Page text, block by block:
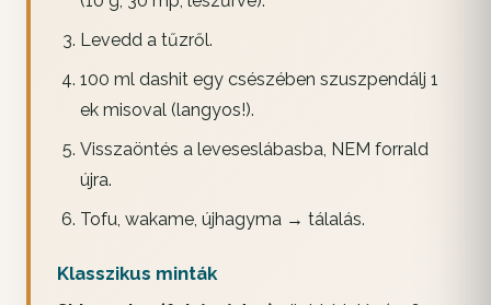
Levedd a tűzről.
100 ml dashit egy csészében szuszpendálj 1
ek misoval (langyos!).
Visszaöntés a leveseslábasba, NEM forrald
újra.
Tofu, wakame, újhagyma → tálalás.
Klasszikus minták